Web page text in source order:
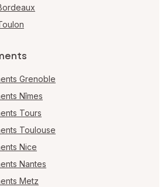
Grenoble
Nîmes
Tours
Toulouse
Nice
Nantes
Metz